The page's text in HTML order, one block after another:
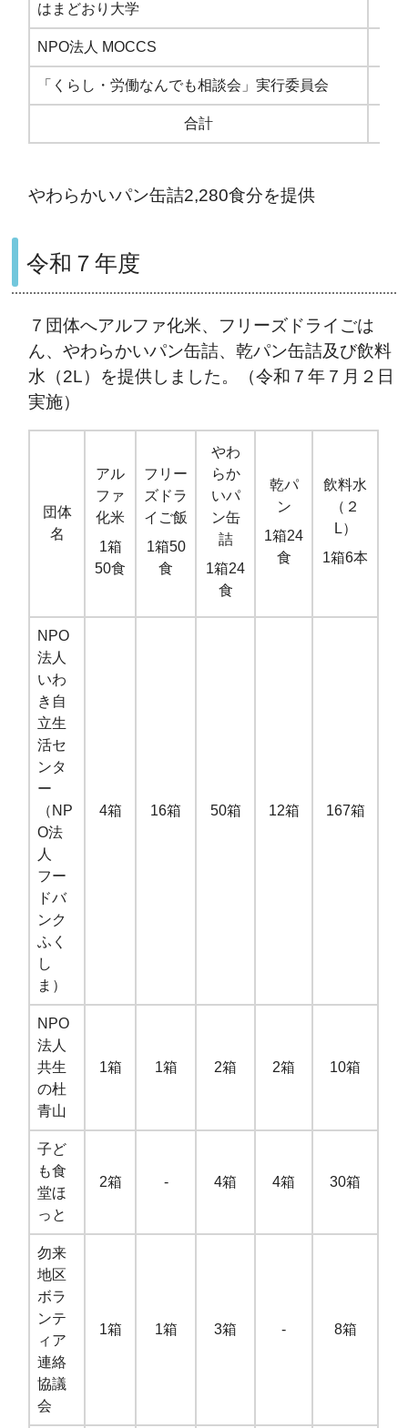
はまどおり大学
NPO法人 MOCCS
「くらし・労働なんでも相談会」実行委員会
合計
やわらかいパン缶詰2,280食分を提供
令和７年度
７団体へアルファ化米、フリーズドライごは
ん、やわらかいパン缶詰、乾パン缶詰及び飲料
水（2L）を提供しました。（令和７年７月２日
実施）
団体
名
アル
ファ
化米
1箱
50食
フリー
ズドラ
イご飯
1箱50
食
やわ
らか
いパ
ン缶
詰
1箱24
食
乾パ
ン
1箱24
食
飲料水
（２
L）
1箱6本
NPO
法人
いわ
き自
立生
活セ
ンタ
ー
（NP
O法
人
フー
ドバ
ンク
ふく
し
ま）
4箱 16箱 50箱 12箱 167箱
NPO
法人
共生
の杜
青山
1箱 1箱 2箱 2箱 10箱
子ど
も食
堂ほ
っと
2箱 - 4箱 4箱 30箱
勿来
地区
ボラ
ンテ
ィア
連絡
協議
会
1箱 1箱 3箱 - 8箱